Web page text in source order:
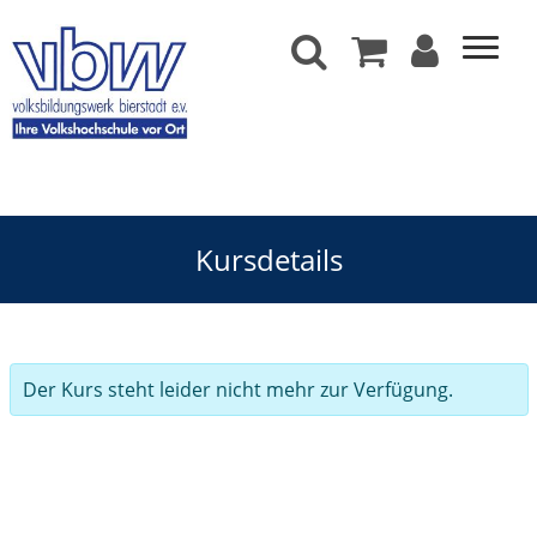
Kursdetails
Der Kurs steht leider nicht mehr zur Verfügung.